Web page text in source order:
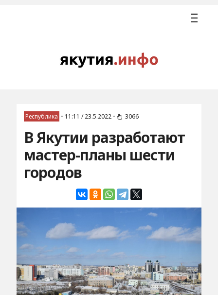
Республика • 11:11 / 23.5.2022 • 3066
В Якутии разработают
мастер-планы шести
городов